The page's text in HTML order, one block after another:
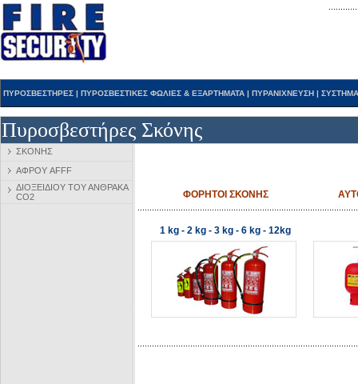
ΠΥΡΟΣΒΕΣΤΗΡΕΣ | ΠΥΡΟΣΒΕΣΤΙΚΕΣ ΦΩΛΙΕΣ & ΕΞΑΡΤΗΜΑΤΑ | ΠΥΡΑΝΙΧΝΕΥΣΗ |
Πυροσβεστήρες Σκόνης
ΣΚΟΝΗΣ
ΑΦΡΟΥ AFFF
ΔΙΟΞΕΙΔΙΟΥ ΤΟΥ ΑΝΘΡΑΚΑ
CΟ2
ΦΟΡΗΤΟΙ ΣΚΟΝΗΣ
1 kg- 2 kg- 3 kg- 6 kg- 12kg